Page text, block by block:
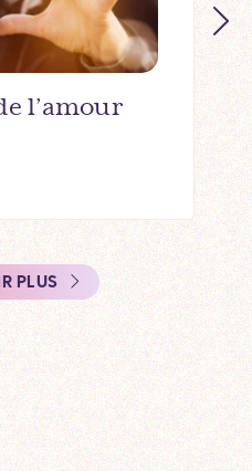
l’amour
PLUS